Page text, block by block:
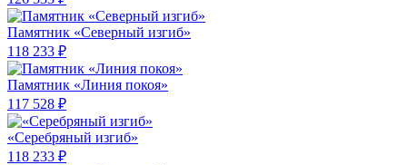
Памятник «Северный изгиб»
118 233 ₽
Памятник «Линия покоя»
117 528 ₽
«Серебряный изгиб»
118 233 ₽